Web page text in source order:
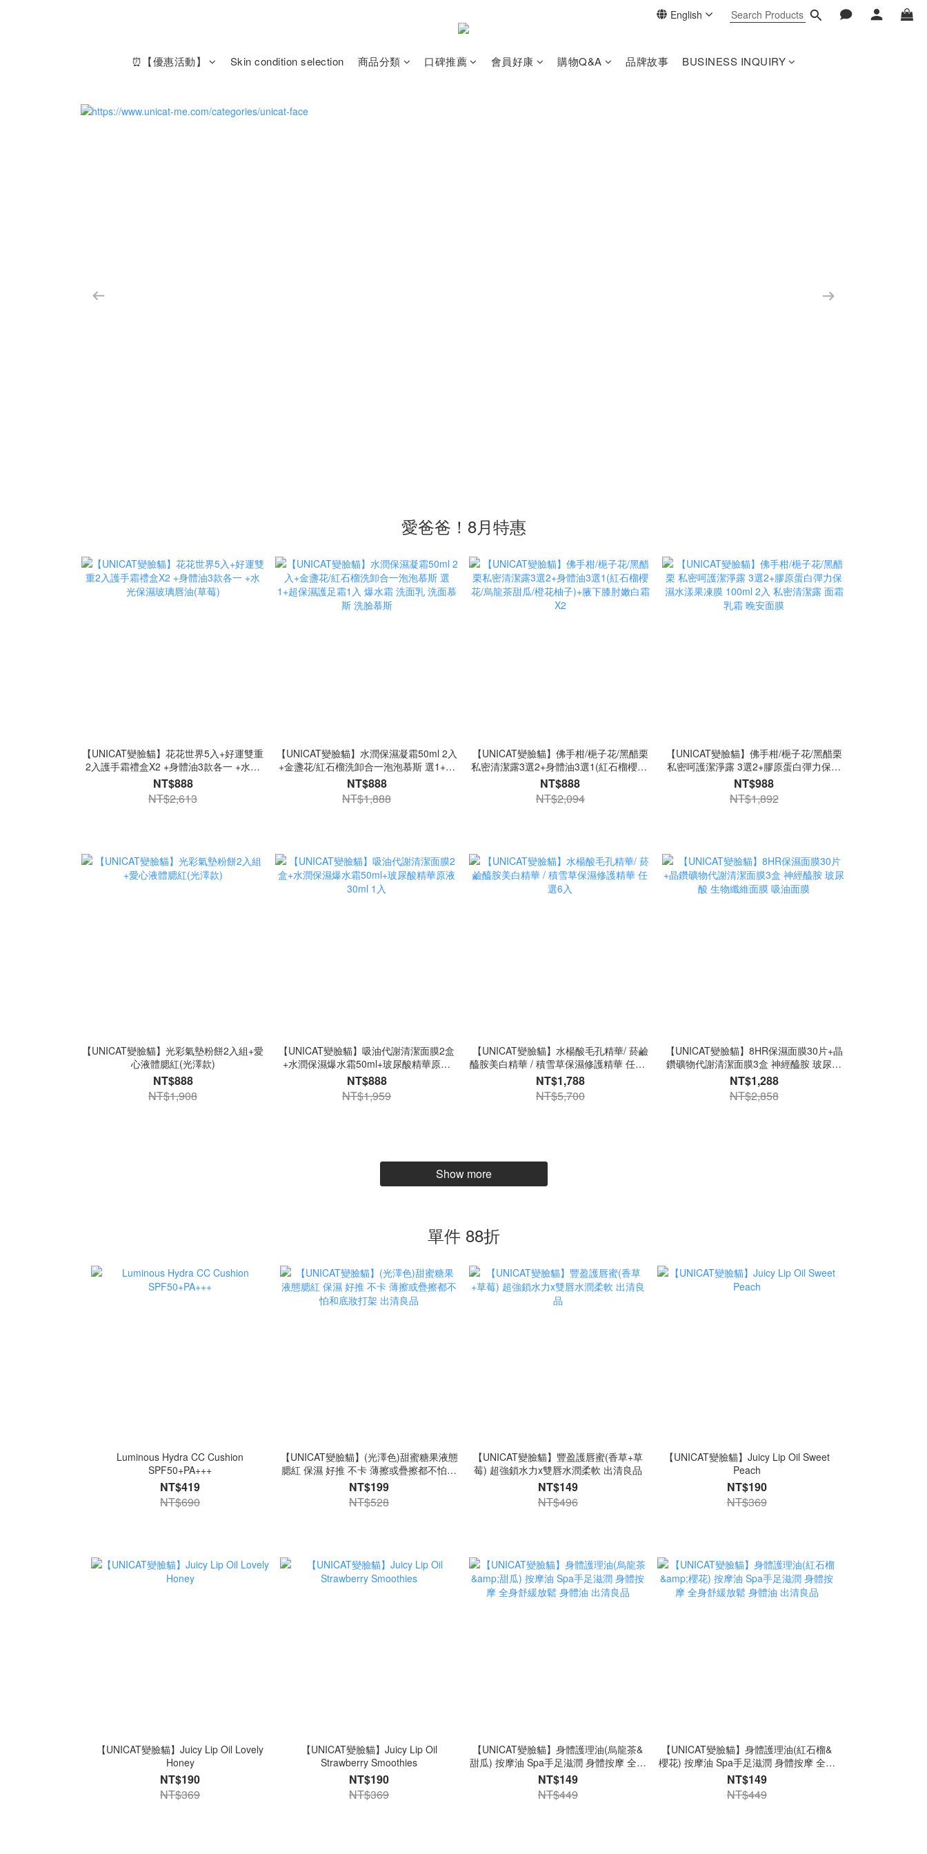
English
⏰【優惠活動】 Skin condition selection 商品分類 口碑推薦 會員好康 購物Q&A 品牌故事 BUSINESS INQUIRY
愛爸爸！8月特惠
【UNICAT變臉貓】花花世界5入+好運雙重
2入護手霜禮盒X2 +身體油3款各一 +水光
保濕玻璃唇油(草莓)
NT$888
NT$2,613
【UNICAT變臉貓】水潤保濕凝霜50ml 2入
+金盞花/紅石榴洗卸合一泡泡慕斯 選1+超
保濕護足霜1入 爆水霜 洗面乳 洗面慕斯 洗
臉慕斯
NT$888
NT$1,888
【UNICAT變臉貓】佛手柑/梔子花/黑醋栗
私密清潔露3選2+身體油3選1(紅石榴櫻花/
烏龍茶甜瓜/橙花柚子)+腋下膝肘嫩白霜X2
NT$888
NT$2,094
【UNICAT變臉貓】佛手柑/梔子花/黑醋栗
私密呵護潔淨露 3選2+膠原蛋白彈力保濕
水漾果凍膜 100ml 2入 私密清潔露 面霜 乳
霜 晚安面膜
NT$988
NT$1,892
【UNICAT變臉貓】光彩氣墊粉餅2入組+愛
心液體腮紅(光澤款)
NT$888
NT$1,908
【UNICAT變臉貓】吸油代謝清潔面膜2盒
+水潤保濕爆水霜50ml+玻尿酸精華原液
30ml 1入
NT$888
NT$1,959
【UNICAT變臉貓】水楊酸毛孔精華/ 菸鹼
醯胺美白精華 / 積雪草保濕修護精華 任選6
入
NT$1,788
NT$5,700
【UNICAT變臉貓】8HR保濕面膜30片+晶
鑽礦物代謝清潔面膜3盒 神經醯胺 玻尿酸
生物纖維面膜 吸油面膜
NT$1,288
NT$2,858
Show more
單件 88折
Luminous Hydra CC Cushion
SPF50+PA+++
NT$419
NT$690
【UNICAT變臉貓】(光澤色)甜蜜糖果液態
腮紅 保濕 好推 不卡 薄擦或疊擦都不怕和
底妝打架 出清良品
NT$199
NT$528
【UNICAT變臉貓】豐盈護唇蜜(香草+草
莓) 超強鎖水力x雙唇水潤柔軟 出清良品
NT$149
NT$496
【UNICAT變臉貓】Juicy Lip Oil Sweet
Peach
NT$190
NT$369
【UNICAT變臉貓】Juicy Lip Oil Lovely
Honey
NT$190
NT$369
【UNICAT變臉貓】Juicy Lip Oil
Strawberry Smoothies
NT$190
NT$369
【UNICAT變臉貓】身體護理油(烏龍茶&
甜瓜) 按摩油 Spa手足滋潤 身體按摩 全身
舒緩放鬆 身體油 出清良品
NT$149
NT$449
【UNICAT變臉貓】身體護理油(紅石榴&
櫻花) 按摩油 Spa手足滋潤 身體按摩 全身
舒緩放鬆 身體油 出清良品
NT$149
NT$449